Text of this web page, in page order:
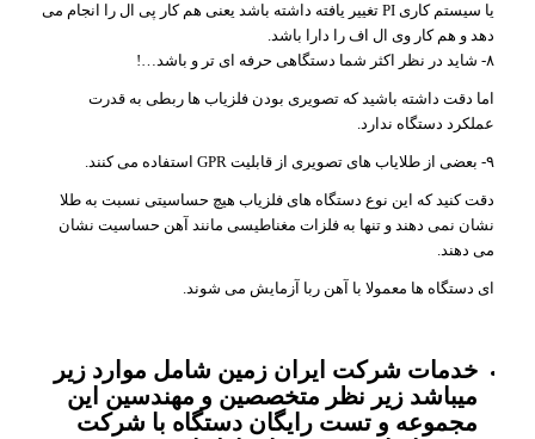
یا سیستم کاری PI تغییر یافته داشته باشد یعنی هم کار پی ال را انجام می
دهد و هم کار وی ال اف را دارا باشد.
۸- شاید در نظر اکثر شما دستگاهی حرفه ای تر و باشد…!
اما دقت داشته باشید که تصویری بودن فلزیاب ها ربطی به قدرت
عملکرد دستگاه ندارد.
۹- بعضی از طلایاب های تصویری از قابلیت GPR استفاده می کنند.
دقت کنید که این نوع دستگاه های فلزیاب هیچ حساسیتی نسبت به طلا
نشان نمی دهند و تنها به فلزات مغناطیسی مانند آهن حساسیت نشان
می دهند.
ای دستگاه ها معمولا با آهن ربا آزمایش می شوند.
خدمات شرکت ایران زمین شامل موارد زیر
میباشد زیر نظر متخصصین و مهندسین این
مجموعه و تست رایگان دستگاه با شرکت